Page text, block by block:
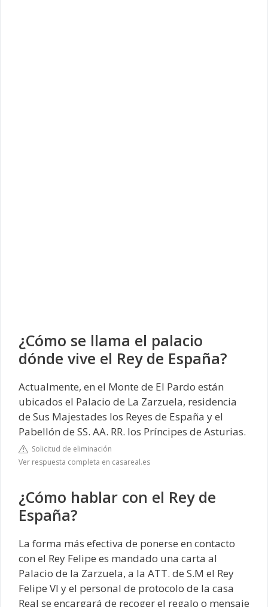
¿Cómo se llama el palacio
dónde vive el Rey de España?
Actualmente, en el Monte de El Pardo están
ubicados el Palacio de La Zarzuela, residencia
de Sus Majestades los Reyes de España y el
Pabellón de SS. AA. RR. los Príncipes de Asturias.
Solicitud de eliminación
Ver respuesta completa en casareal.es
¿Cómo hablar con el Rey de
España?
La forma más efectiva de ponerse en contacto
con el Rey Felipe es mandado una carta al
Palacio de la Zarzuela, a la ATT. de S.M el Rey
Felipe VI y el personal de protocolo de la casa
Real se encargará de recoger el regalo o mensaje